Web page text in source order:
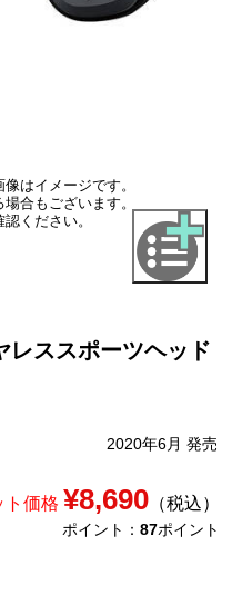
はイメージです。
合もございます。
ください。
ススポーツヘッド
2020年6月 発売
ト価格 ¥8,690（税込）
ポイント： 87ポイント